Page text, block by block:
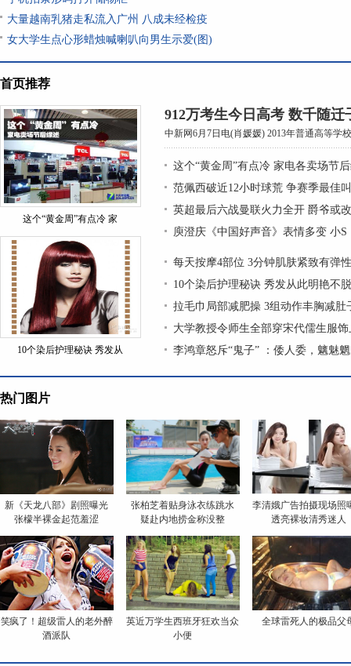
大量越南乳猪走私流入广州 八成未经检疫
女大学生点心形蜡烛喊喇叭向男生示爱(图)
首页推荐
这个“黄金周”有点冷 家
10个染后护理秘诀 秀发从
912万考生今日高考 数千随迁
中新网6月7日电(肖媛媛) 2013年普通高等学
这个“黄金周”有点冷 家电各卖场节
范佩西破近12小时球荒 争赛季最佳
英超最后六战曼联火力全开 爵爷或
庾澄庆《中国好声音》表情多变 小
每天按摩4部位 3分钟肌肤紧致有弹性
10个染后护理秘诀 秀发从此明艳不
拉毛巾局部减肥操 3组动作丰胸减肚
大学教授令师生全部穿宋代儒生服
李鸿章怒斥“鬼子” ：倭人委，魑魅
热门图片
新《天龙八部》剧照曝光
张檬半裸金起范羞涩
张柏芝着贴身泳衣练跳水
疑赴内地捞金称没整
李清娥广告拍摄现场照
透亮裸妆清秀迷人
笑疯了！超级雷人的老外醉
酒派队
英近万学生西班牙狂欢当众
小便
全球雷死人的极品父